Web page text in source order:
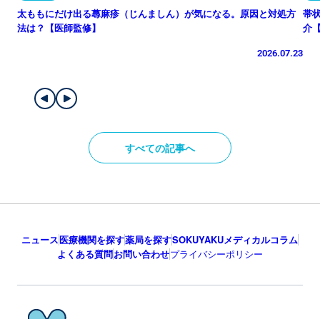
太ももにだけ出る蕁麻疹（じんましん）が気になる。原因と対処方
法は？【医師監修】
2026.07.23
帯
介
すべての記事へ
ニュース医療機関を探す薬局を探すSOKUYAKUメディカルコラム
よくある質問お問い合わせプライバシーポリシー